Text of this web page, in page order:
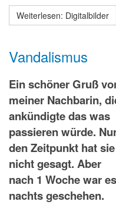
Weiterlesen: Digitalbilder
Vandalismus
Ein schöner Gruß
meiner Nachbarin,
ankündigte das was
passieren würde.
den Zeitpunkt hat sie
nicht gesagt. Aber
nach 1 Woche war es
nachts geschehen.